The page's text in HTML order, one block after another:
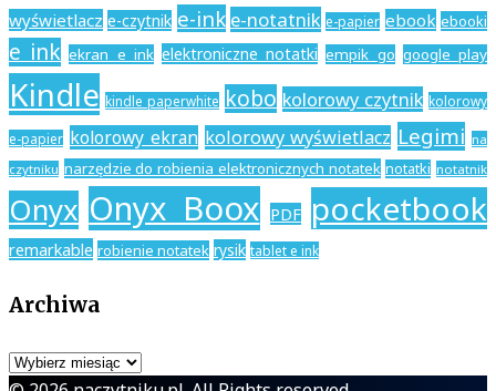
wyświetlacz e-czytnik e-ink e-notatnik e-papier ebook ebooki
e ink ekran e ink elektroniczne notatki empik go google play
Kindle kindle paperwhite kobo kolorowy czytnik kolorowy
e-papier kolorowy ekran kolorowy wyświetlacz Legimi na
czytniku narzędzie do robienia elektronicznych notatek notatki notatnik
Onyx Onyx Boox PDF pocketbook
remarkable robienie notatek rysik tablet e ink
Archiwa
Archiwa